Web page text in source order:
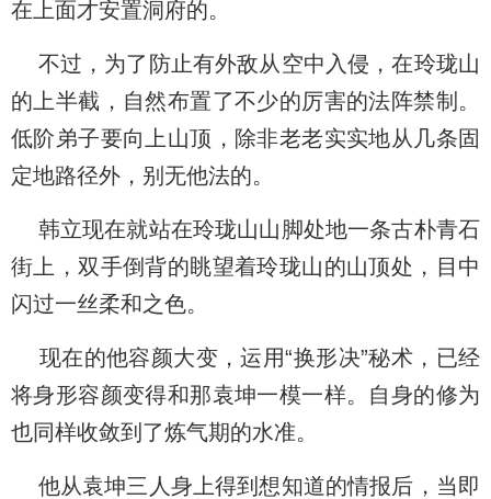
在上面才安置洞府的。
不过，为了防止有外敌从空中入侵，在玲珑山
的上半截，自然布置了不少的厉害的法阵禁制。
低阶弟子要向上山顶，除非老老实实地从几条固
定地路径外，别无他法的。
韩立现在就站在玲珑山山脚处地一条古朴青石
街上，双手倒背的眺望着玲珑山的山顶处，目中
闪过一丝柔和之色。
现在的他容颜大变，运用“换形决”秘术，已经
将身形容颜变得和那袁坤一模一样。自身的修为
也同样收敛到了炼气期的水准。
他从袁坤三人身上得到想知道的情报后，当即